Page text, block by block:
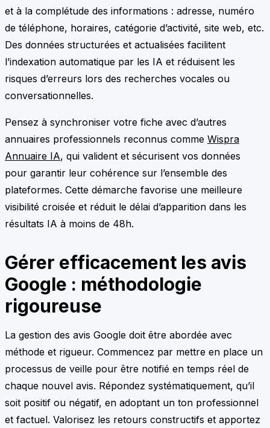
et à la complétude des informations : adresse, numéro
de téléphone, horaires, catégorie d’activité, site web, etc.
Des données structurées et actualisées facilitent
l’indexation automatique par les IA et réduisent les
risques d’erreurs lors des recherches vocales ou
conversationnelles.
Pensez à synchroniser votre fiche avec d’autres
annuaires professionnels reconnus comme Wispra
Annuaire IA, qui valident et sécurisent vos données
pour garantir leur cohérence sur l’ensemble des
plateformes. Cette démarche favorise une meilleure
visibilité croisée et réduit le délai d’apparition dans les
résultats IA à moins de 48h.
Gérer efficacement les avis
Google : méthodologie
rigoureuse
La gestion des avis Google doit être abordée avec
méthode et rigueur. Commencez par mettre en place un
processus de veille pour être notifié en temps réel de
chaque nouvel avis. Répondez systématiquement, qu’il
soit positif ou négatif, en adoptant un ton professionnel
et factuel. Valorisez les retours constructifs et apportez